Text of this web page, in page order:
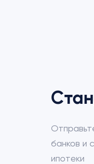
банков и
ипотеки